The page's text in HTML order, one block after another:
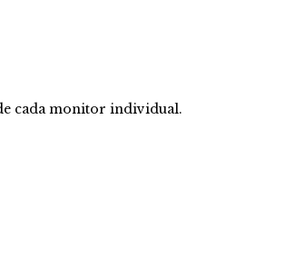
cada monitor individual.